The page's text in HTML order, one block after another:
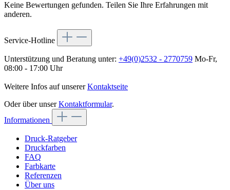
Keine Bewertungen gefunden. Teilen Sie Ihre Erfahrungen mit
anderen.
Service-Hotline
Unterstützung und Beratung unter: +49(0)2532 - 2770759 Mo-Fr,
08:00 - 17:00 Uhr
Weitere Infos auf unsererKontaktseite
Oder über unserKontaktformular.
Informationen
Druck-Ratgeber
Druckfarben
FAQ
Farbkarte
Referenzen
Über uns